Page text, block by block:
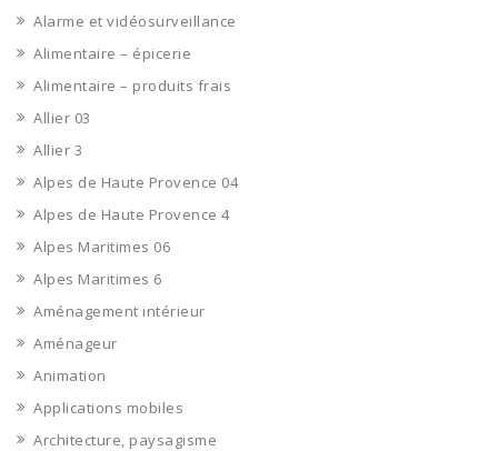
Alarme et vidéosurveillance
Alimentaire – épicerie
Alimentaire – produits frais
Allier 03
Allier 3
Alpes de Haute Provence 04
Alpes de Haute Provence 4
Alpes Maritimes 06
Alpes Maritimes 6
Aménagement intérieur
Aménageur
Animation
Applications mobiles
Architecture, paysagisme